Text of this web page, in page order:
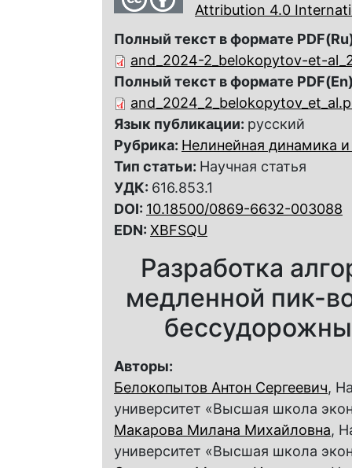
Attribution 4.0
Полный текст в формате
and_2024-2_belokopytov-et-
Полный текст в формате
Язык публикации: русский
Рубрика: Нелинейная динамика
Тип статьи: Научная статья
УДК: 616.853.1
DOI: 10.18500/0869-6632-003088
EDN: XBFSQU
Разработка
медленной пик-
Авторы:
Белокопытов Антон Сергеевич,
университет «Высшая школа
Макарова Милана Михайловна,
университет «Высшая школа